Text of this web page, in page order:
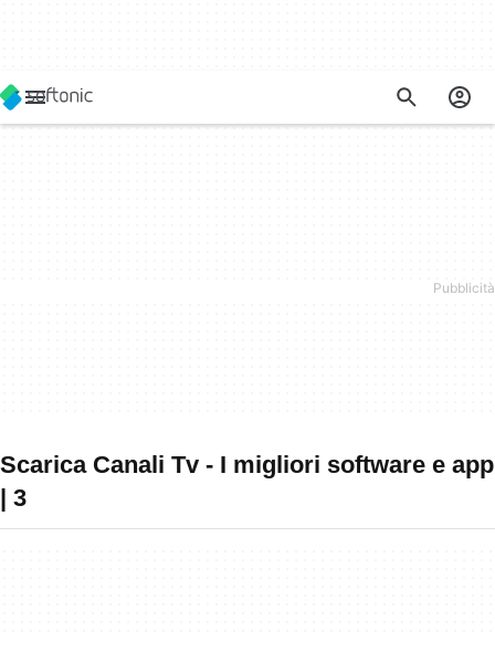
Scarica Canali Tv - I migliori software e app
| 3